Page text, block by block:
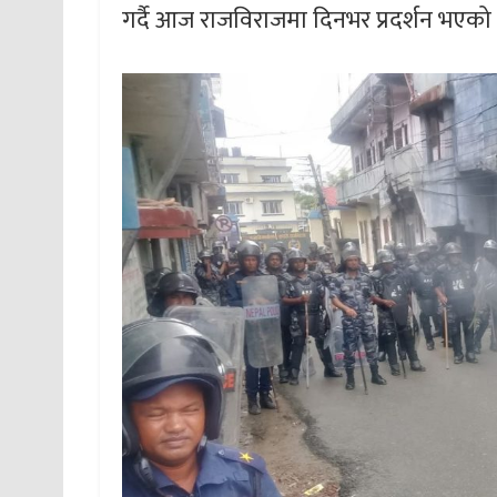
गर्दै आज राजविराजमा दिनभर प्रदर्शन